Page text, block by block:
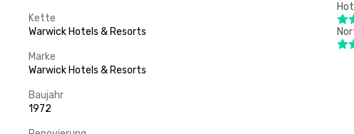
Kette
Warwick Hotels & Resorts
Marke
Warwick Hotels & Resorts
Baujahr
1972